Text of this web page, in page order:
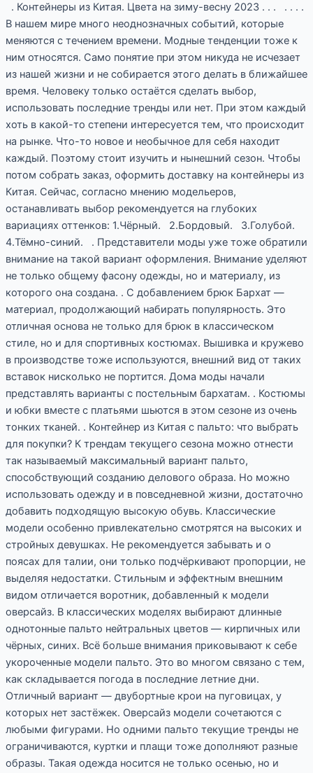
. Контейнеры из Китая. Цвета на зиму-весну 2023 . . . . . . .
В нашем мире много неоднозначных событий, которые
меняются с течением времени. Модные тенденции тоже к
ним относятся. Само понятие при этом никуда не исчезает
из нашей жизни и не собирается этого делать в ближайшее
время. Человеку только остаётся сделать выбор,
использовать последние тренды или нет. При этом каждый
хоть в какой-то степени интересуется тем, что происходит
на рынке. Что-то новое и необычное для себя находит
каждый. Поэтому стоит изучить и нынешний сезон. Чтобы
потом собрать заказ, оформить доставку на контейнеры из
Китая. Сейчас, согласно мнению модельеров,
останавливать выбор рекомендуется на глубоких
вариациях оттенков: 1.Чёрный. 2.Бордовый. 3.Голубой.
4.Тёмно-синий. . Представители моды уже тоже обратили
внимание на такой вариант оформления. Внимание уделяют
не только общему фасону одежды, но и материалу, из
которого она создана. . С добавлением брюк Бархат —
материал, продолжающий набирать популярность. Это
отличная основа не только для брюк в классическом
стиле, но и для спортивных костюмах. Вышивка и кружево
в производстве тоже используются, внешний вид от таких
вставок нисколько не портится. Дома моды начали
представлять варианты с постельным бархатам. . Костюмы
и юбки вместе с платьями шьются в этом сезоне из очень
тонких тканей. . Контейнер из Китая с пальто: что выбрать
для покупки? К трендам текущего сезона можно отнести
так называемый максимальный вариант пальто,
способствующий созданию делового образа. Но можно
использовать одежду и в повседневной жизни, достаточно
добавить подходящую высокую обувь. Классические
модели особенно привлекательно смотрятся на высоких и
стройных девушках. Не рекомендуется забывать и о
поясах для талии, они только подчёркивают пропорции, не
выделяя недостатки. Стильным и эффектным внешним
видом отличается воротник, добавленный к модели
оверсайз. В классических моделях выбирают длинные
однотонные пальто нейтральных цветов — кирпичных или
чёрных, синих. Всё больше внимания приковывают к себе
укороченные модели пальто. Это во многом связано с тем,
как складывается погода в последние летние дни.
Отличный вариант — двубортные крои на пуговицах, у
которых нет застёжек. Оверсайз модели сочетаются с
любыми фигурами. Но одними пальто текущие тренды не
ограничиваются, куртки и плащи тоже дополняют разные
образы. Такая одежда носится не только осенью, но и
зиму-
весну
2023